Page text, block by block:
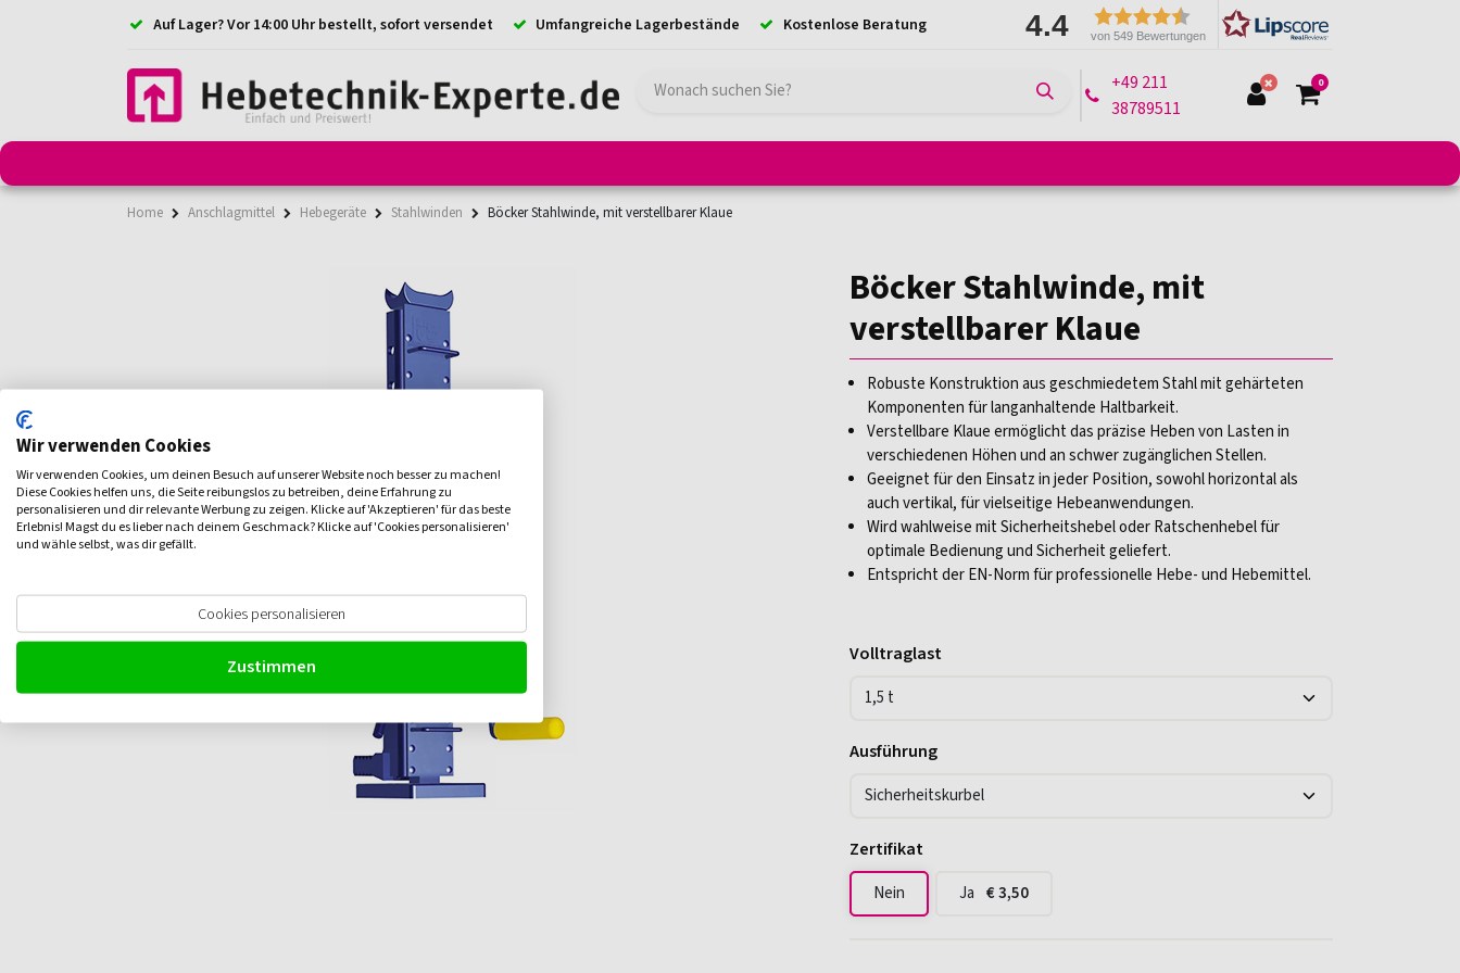
Auf Lager? Vor 14:00 Uhr bestellt, sofort versendet Umfangreiche Lagerbestände Kostenlose Beratung 4.4 von 549 Bewertungen
+49 211
38789511
0
Home Anschlagmittel Hebegeräte Stahlwinden Böcker Stahlwinde, mit verstellbarer Klaue
Böcker Stahlwinde, mit
verstellbarer Klaue
Robuste Konstruktion aus geschmiedetem Stahl mit gehärteten
Komponenten für langanhaltende Haltbarkeit.
Verstellbare Klaue ermöglicht das präzise Heben von Lasten in
verschiedenen Höhen und an schwer zugänglichen Stellen.
Geeignet für den Einsatz in jeder Position, sowohl horizontal als
auch vertikal, für vielseitige Hebeanwendungen.
Wird wahlweise mit Sicherheitshebel oder Ratschenhebel für
optimale Bedienung und Sicherheit geliefert.
Entspricht der EN-Norm für professionelle Hebe- und Hebemittel.
Volltraglast
Ausführung
Zertifikat
Nein Ja €3,50
Wir verwenden Cookies
Wir verwenden Cookies, um deinen Besuch auf unserer Website noch besser zu machen!
Diese Cookies helfen uns, die Seite reibungslos zu betreiben, deine Erfahrung zu
personalisieren und dir relevante Werbung zu zeigen. Klicke auf 'Akzeptieren' für das beste
Erlebnis! Magst du es lieber nach deinem Geschmack? Klicke auf 'Cookies personalisieren'
und wähle selbst, was dir gefällt.
Cookies personalisieren
Zustimmen